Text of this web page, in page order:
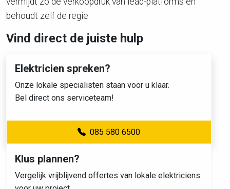
behoudt zelf de regie.
Vind direct de juiste hulp
Elektricien spreken?
Onze lokale specialisten staan voor u klaar.
Bel direct ons serviceteam!
085 580 6500
Klus plannen?
Vergelijk vrijblijvend offertes van lokale elektriciens